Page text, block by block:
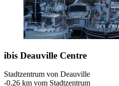
ibis Deauville Centre
Stadtzentrum von Deauville
‐0.26 km vom Stadtzentrum